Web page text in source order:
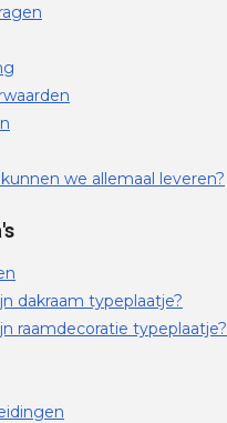
we allemaal leveren?
dakraam typeplaatje?
raamdecoratie typeplaatje?